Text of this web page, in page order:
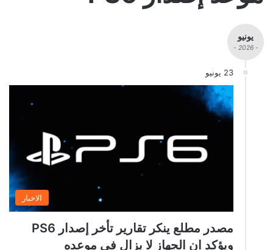
يونيو
- 2026 -
23 يونيو
الاخبار
مصدر مطلع ينكر تقارير تأخر إصدار PS6
ويؤكد ان الجهاز لا يزال في موعده